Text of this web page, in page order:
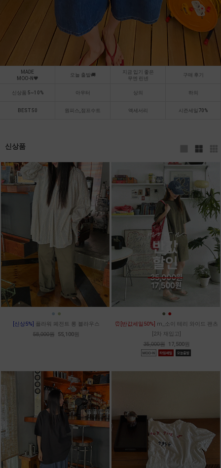
MADE
MOO-N🖤
오늘 출발🚚
지금 입기 좋은
무엔 린넨
구매 후기
신상품 5~10% 아우터 상의 하의
BEST 50 원피스,점프수트 액세서리 시즌세일70%
신상품
● ●
[신상5%] 플라워 페전트 롱 블라우스
58,000원 55,100원
● ●
⏰[반값세일50%] m_소이 테리 와이드 팬츠
[2차 재입고]
35,000원 17,500원